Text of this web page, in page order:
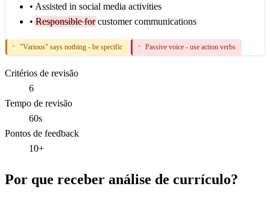
• Assisted in social media activities
• Responsible forcustomer communications
^ "Various" says nothing - be specific ^ Passive voice - use action verbs
Critérios de revisão
6
Tempo de revisão
60s
Pontos de feedback
10+
Por que receber análise de currículo?